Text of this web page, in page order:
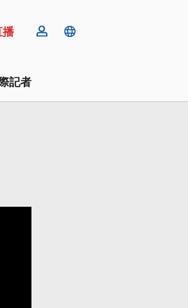
記者